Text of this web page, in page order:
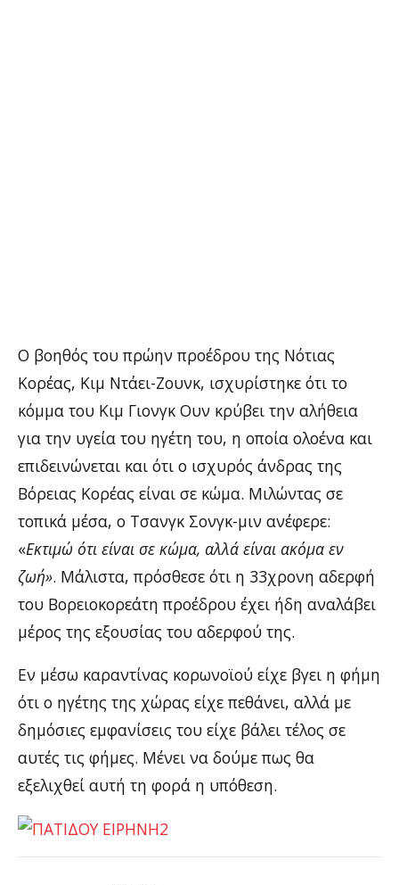
Ο βοηθός του πρώην προέδρου της Νότιας
Κορέας, Κιμ Ντάει-Ζουνκ, ισχυρίστηκε ότι το
κόμμα του Κιμ Γιονγκ Ουν κρύβει την αλήθεια
για την υγεία του ηγέτη του, η οποία ολοένα και
επιδεινώνεται και ότι ο ισχυρός άνδρας της
Βόρειας Κορέας είναι σε κώμα. Μιλώντας σε
τοπικά μέσα, ο Τσανγκ Σονγκ-μιν ανέφερε:
«Εκτιμώ ότι είναι σε κώμα, αλλά είναι ακόμα εν
ζωή». Μάλιστα, πρόσθεσε ότι η 33χρονη αδερφή
του Βορειοκορεάτη προέδρου έχει ήδη αναλάβει
μέρος της εξουσίας του αδερφού της.
Εν μέσω καραντίνας κορωνοϊού είχε βγει η φήμη
ότι ο ηγέτης της χώρας είχε πεθάνει, αλλά με
δημόσιες εμφανίσεις του είχε βάλει τέλος σε
αυτές τις φήμες. Μένει να δούμε πως θα
εξελιχθεί αυτή τη φορά η υπόθεση.